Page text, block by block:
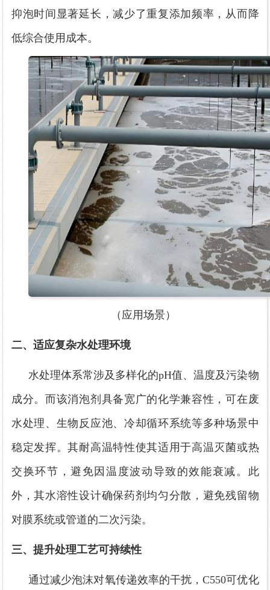
抑泡时间显著延长，减少了重复添加频率，从而降
低综合使用成本。
（应用场景）
二、适应复杂水处理环境
水处理体系常涉及多样化的pH值、温度及污染物
成分。而该消泡剂具备宽广的化学兼容性，可在废
水处理、生物反应池、冷却循环系统等多种场景中
稳定发挥。其耐高温特性使其适用于高温灭菌或热
交换环节，避免因温度波动导致的效能衰减。此
外，其水溶性设计确保药剂均匀分散，避免残留物
对膜系统或管道的二次污染。
三、提升处理工艺可持续性
通过减少泡沫对氧传递效率的干扰，C550可优化